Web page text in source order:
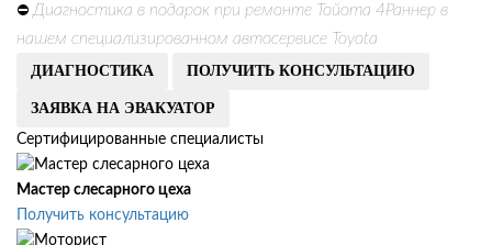
⛔ Диагностика в подарок при ремонте Тойота 4Раннер в
нашем специализированном автосервисе Toyota
ДИАГНОСТИКА ПОЛУЧИТЬ КОНСУЛЬТАЦИЮ
ЗАЯВКА НА ЭВАКУАТОР
Сертифицированные специалисты
Мастер слесарного цеха
Получить консультацию